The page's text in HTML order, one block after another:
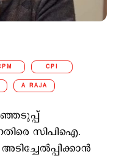
CPI
A RAJA
സിപിഐ.